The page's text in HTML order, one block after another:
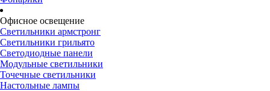
Офисное освещение
Светильники армстронг
Светильники грильято
Светодиодные панели
Модульные светильники
Точечные светильники
Настольные лампы